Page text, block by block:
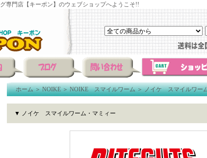
専門店【キーポン】のウェブショップへようこそ!!
ホーム＞NOIKE＞NOIKE スマイルワーム＞ノイケ スマイルワー
▼ ノイケ スマイルワーム・マミィー